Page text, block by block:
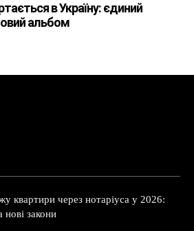
в Україну: єдиний
альбом
квартири через нотаріуса у 2026:
закони